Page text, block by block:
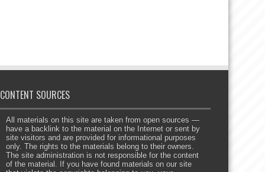
CONTENT SOURCES
All materials on this site are taken from open sources —
have a backlink to the material on the Internet or sent by
site visitors and are provided for informational purposes
only. The rights to the materials belong to their owners.
The site administration is not responsible for the content
of the material. If you have found materials on our site